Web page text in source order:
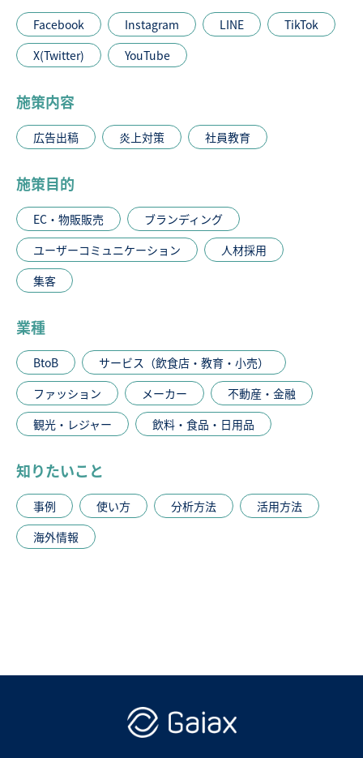
Facebook Instagram LINE
TikTok
X(Twitter)
YouTube
施策内容
広告出稿 炎上対策 社員教育
施策目的
EC・物販販売
ブランディング
ユーザーコミュニケーション
人材採用
集客
業種
BtoB
サービス（飲食店・教育・小売）
ファッション
メーカー
不動産・金融
観光・レジャー
飲料・食品・日用品
知りたいこと
事例 使い方 分析方法
活用方法
海外情報